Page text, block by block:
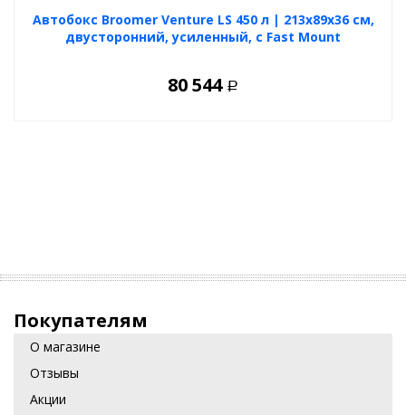
Автобокс Broomer Venture LS 450 л | 213х89х36 см,
двусторонний, усиленный, с Fast Mount
80 544 Р
Покупателям
О магазине
Отзывы
Акции